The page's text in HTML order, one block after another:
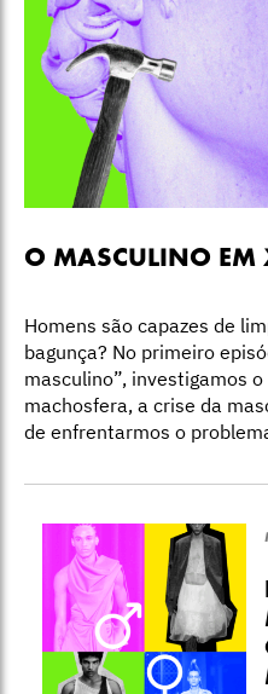
O MASCULINO EM
Homens são capazes de
bagunça? No primeiro
masculino”, investigamos
machosfera, a crise da
de enfrentarmos o